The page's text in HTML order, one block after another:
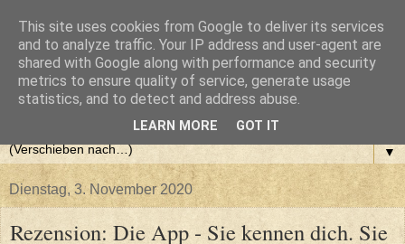
▼
Dienstag, 3. November 2020
Rezension: Die App - Sie kennen dich. Sie
This site uses cookies from Google to deliver its services
and to analyze traffic. Your IP address and user-agent are
shared with Google along with performance and security
metrics to ensure quality of service, generate usage
statistics, and to detect and address abuse.
LEARN MORE GOT IT